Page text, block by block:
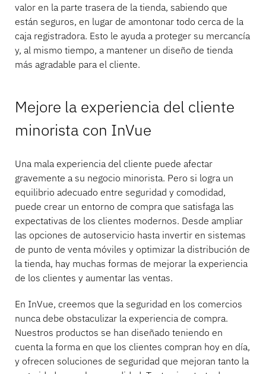
valor en la parte trasera de la tienda, sabiendo que
están seguros, en lugar de amontonar todo cerca de la
caja registradora. Esto le ayuda a proteger su mercancía
y, al mismo tiempo, a mantener un diseño de tienda
más agradable para el cliente.
Mejore la experiencia del cliente
minorista con InVue
Una mala experiencia del cliente puede afectar
gravemente a su negocio minorista. Pero si logra un
equilibrio adecuado entre seguridad y comodidad,
puede crear un entorno de compra que satisfaga las
expectativas de los clientes modernos. Desde ampliar
las opciones de autoservicio hasta invertir en sistemas
de punto de venta móviles y optimizar la distribución de
la tienda, hay muchas formas de mejorar la experiencia
de los clientes y aumentar las ventas.
En InVue, creemos que la seguridad en los comercios
nunca debe obstaculizar la experiencia de compra.
Nuestros productos se han diseñado teniendo en
cuenta la forma en que los clientes compran hoy en día,
y ofrecen soluciones de seguridad que mejoran tanto la